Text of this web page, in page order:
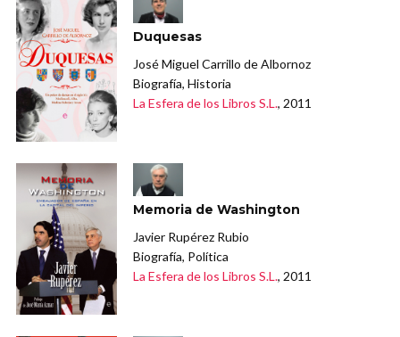
Duquesas
José Miguel Carrillo de Albornoz
Biografía, Historia
La Esfera de los Libros S.L., 2011
Memoria de Washington
Javier Rupérez Rubio
Biografía, Política
La Esfera de los Libros S.L., 2011